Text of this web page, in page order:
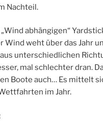
Nachteil.
abhängigen“
Wind weht über das Jahr
unterschiedlichen
mal schlechter dran.
Boote auch… Es mittelt
im Jahr.